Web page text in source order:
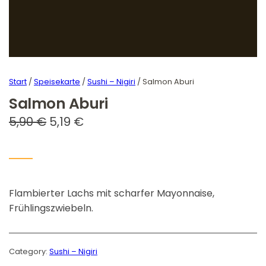
Start /Speisekarte /Sushi – Nigiri / Salmon Aburi
Salmon Aburi
5,90€ U
r
ü
n
g
5,19 €A
e
l
l
e
Flambierter Lachs mit scharfer Mayonnaise,
Frühlingszwiebeln.
Category:Sushi – Nigiri